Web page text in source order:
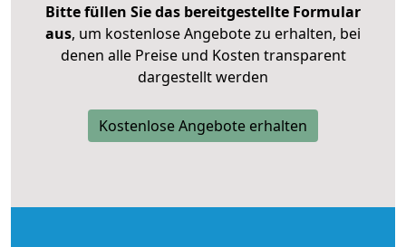
Bitte füllen Sie das bereitgestellte Formular
aus, um kostenlose Angebote zu erhalten, bei
denen alle Preise und Kosten transparent
dargestellt werden
Kostenlose Angebote erhalten